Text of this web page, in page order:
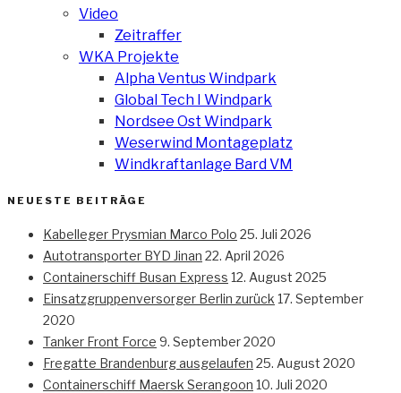
Video
Zeitraffer
WKA Projekte
Alpha Ventus Windpark
Global Tech I Windpark
Nordsee Ost Windpark
Weserwind Montageplatz
Windkraftanlage Bard VM
NEUESTE BEITRÄGE
Kabelleger Prysmian Marco Polo 25. Juli 2026
Autotransporter BYD Jinan 22. April 2026
Containerschiff Busan Express 12. August 2025
Einsatzgruppenversorger Berlin zurück 17. September
2020
Tanker Front Force 9. September 2020
Fregatte Brandenburg ausgelaufen 25. August 2020
Containerschiff Maersk Serangoon 10. Juli 2020